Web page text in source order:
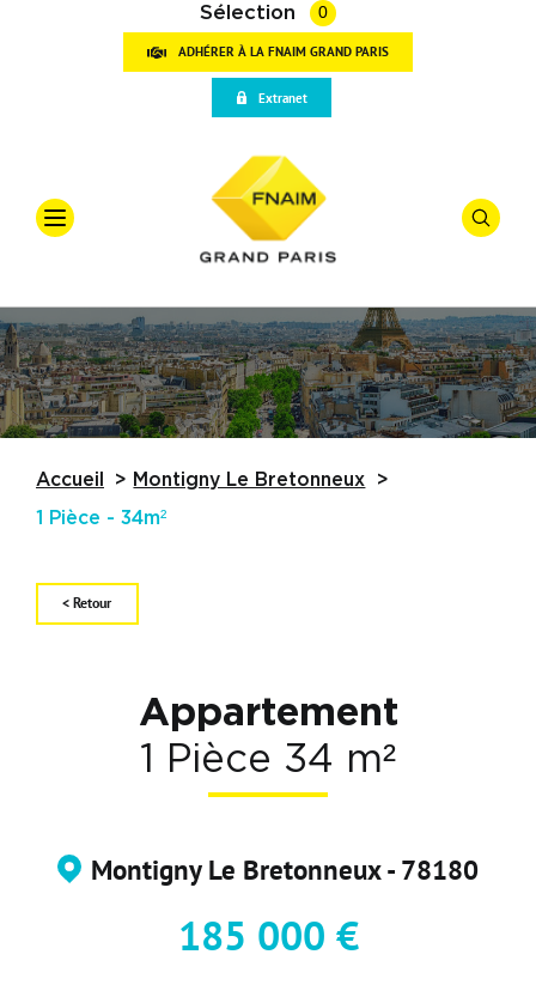
Qui sommes-nous
Partenaires
Actualités
Sélection 0
ADHÉRER À LA FNAIM GRAND PARIS
Extranet
Accueil
Montigny Le Bretonneux
1 Pièce - 34m²
< Retour
Appartement
1 Pièce 34 m²
Montigny Le Bretonneux - 78180
185 000 €
Offre
Vente
Types